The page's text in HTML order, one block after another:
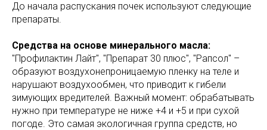
До начала распускания почек используют следующие
препараты.
Средства на основе минерального масла:
"Профилактин Лайт", "Препарат 30 плюс", "Рапсол" –
образуют воздухонепроницаемую пленку на теле и
нарушают воздухообмен, что приводит к гибели
зимующих вредителей. Важный момент: обрабатывать
нужно при температуре не ниже +4 и +5 и при сухой
погоде. Это самая экологичная группа средств, но